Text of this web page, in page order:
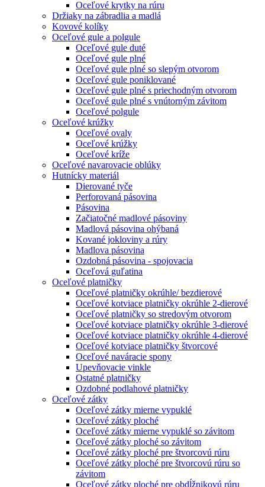
Oceľové krytky na rúru
Držiaky na zábradlia a madlá
Kovové kolíky
Oceľové gule a polgule
Oceľové gule duté
Oceľové gule plné
Oceľové gule plné so slepým otvorom
Oceľové gule poniklované
Oceľové gule plné s priechodným otvorom
Oceľové gule plné s vnútorným závitom
Oceľové polgule
Oceľové krúžky
Oceľové ovaly
Oceľové krúžky
Oceľové kríže
Oceľové navarovacie oblúky
Hutnícky materiál
Dierované tyče
Perforovaná pásovina
Pásovina
Začiatočné madlové pásoviny
Madlová pásovina ohýbaná
Kované jokloviny a rúry
Madlova pásovina
Ozdobná pásovina - spojovacia
Oceľová guľatina
Oceľové platničky
Oceľové platničky okrúhle/ bezdierové
Oceľové kotviace platničky okrúhle 2-dierové
Oceľové platničky so stredovým otvorom
Oceľové kotviace platničky okrúhle 3-dierové
Oceľové kotviace platničky okrúhle 4-dierové
Oceľové kotviace platničky štvorcové
Oceľové naváracie spony
Upevňovacie vinkle
Ostatné platničky
Ozdobné podlahové platničky
Oceľové zátky
Oceľové zátky mierne vypuklé
Oceľové zátky ploché
Oceľové zátky mierne vypuklé so závitom
Oceľové zátky ploché so závitom
Oceľové zátky ploché pre štvorcovú rúru
Oceľové zátky ploché pre štvorcovú rúru so
závitom
Oceľové zátky ploché pre obdĺžnikovú rúru